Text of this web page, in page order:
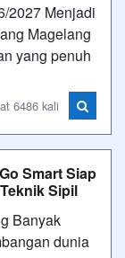
2027 Menjadi
Magelang
yang penuh
6486 kali
Smart Siap
Sipil
Banyak
dunia